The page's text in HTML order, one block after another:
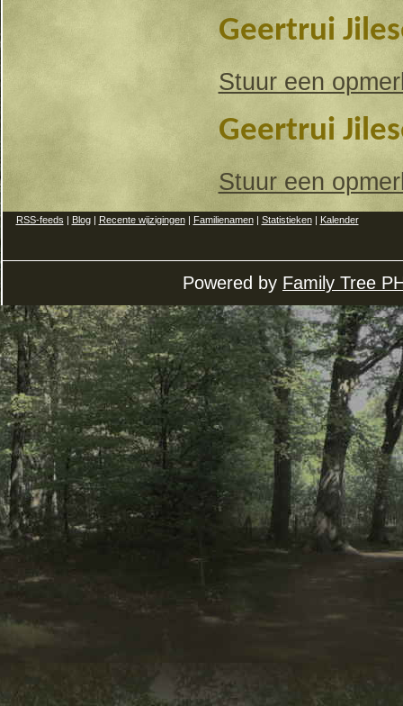
Geertrui
Stuur een
Geertrui
Stuur een
RSS-feeds | Blog| Recente wijzigingen| Familienamen| Statistieken| Kalender
Powered by Family Tree